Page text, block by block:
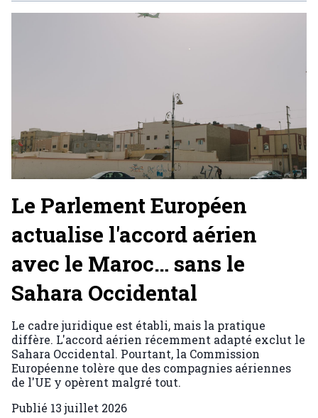
Le Parlement Européen
actualise l'accord aérien
avec le Maroc… sans le
Sahara Occidental
Le cadre juridique est établi, mais la pratique
diffère. L'accord aérien récemment adapté exclut le
Sahara Occidental. Pourtant, la Commission
Européenne tolère que des compagnies aériennes
de l'UE y opèrent malgré tout.
Publié 13 juillet 2026